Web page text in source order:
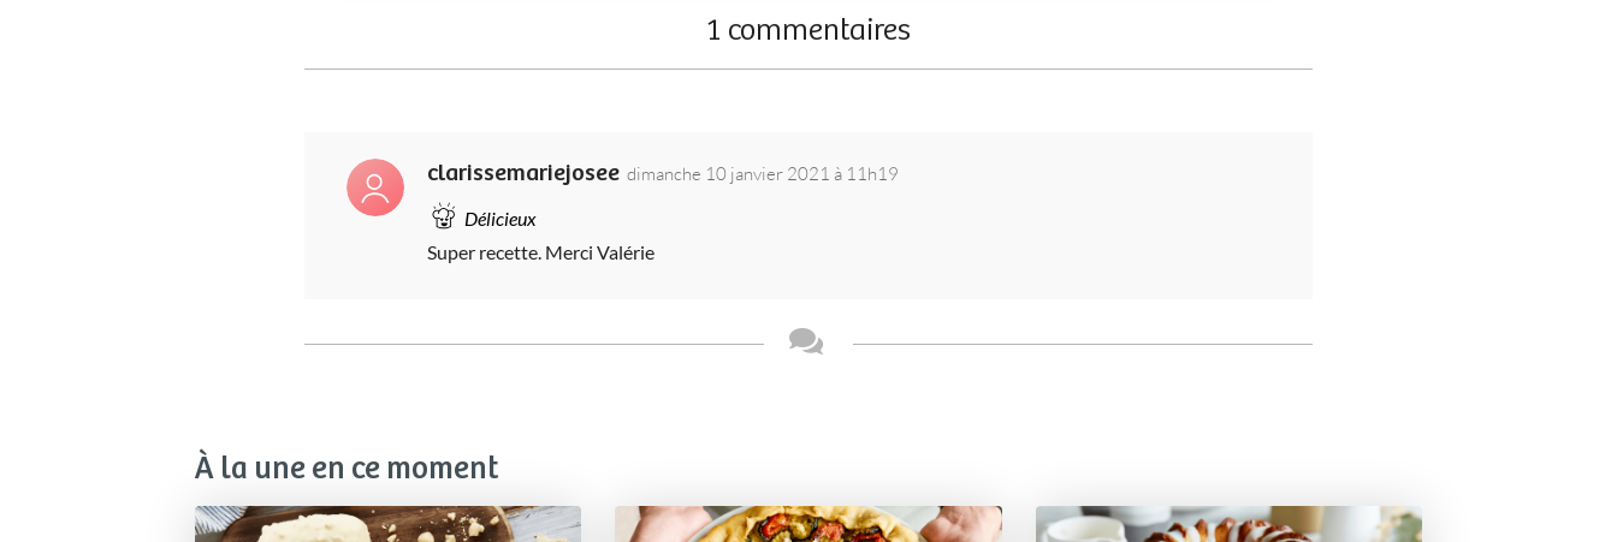
1 commentaires
clarissemariejosee dimanche 10 janvier 2021 à 11h19
Délicieux
Super recette. Merci Valérie
À la une en ce moment